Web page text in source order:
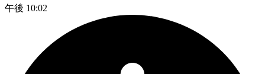
午後 10:02